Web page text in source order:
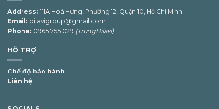
Address: 111A Hoà Hưng, Phường 12, Quận 10, Hồ Chí Minh
Email: bilavigroup@gmail.com
Phone: 0965.755.029 (TrungBilavi)
HỖ TRỢ
Chế độ bảo hành
Liên hệ